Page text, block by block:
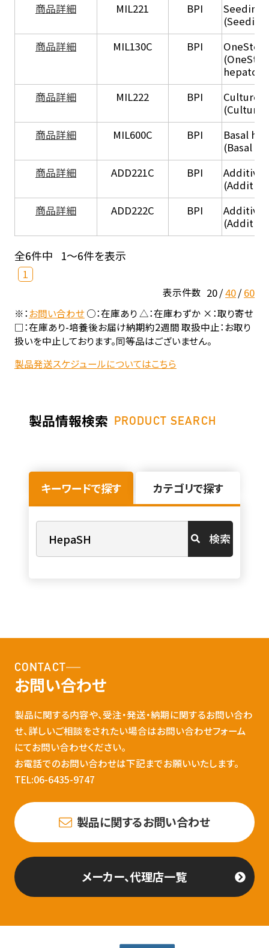
商品詳細 MIL221 BPI
Seeding
商品詳細
MIL130C BPI
商品詳細
MIL222 BPI
Culture
(Culture
商品詳細
MIL600C BPI
Basal
(Basal
商品詳細
ADD221C BPI
商品詳細
ADD222C BPI
全6件中 1～6件を表示
1
表示件数 20 40 60
※：お問い合わせ○：在庫あり △：在庫わずか ×：取り寄せ
□：在庫あり-培養後お届け納期約2週間 取扱中止：お取り
扱いを中止しております。同等品はございません。
製品発送スケジュールについてはこちら
製品情報検索 PRODUCT SEARCH
キーワードで探す カテゴリで探す
検索
CONTACT
お問い合わせ
製品に関する内容や、受注・発送・納期に関するお問い合わ
せ、詳しいご相談をされたい場合はお問い合わせフォーム
にてお問い合わせください。
お電話でのお問い合わせは下記までお願いいたします。
TEL:06-6435-9747
製品に関するお問い合わせ
メーカー、代理店一覧